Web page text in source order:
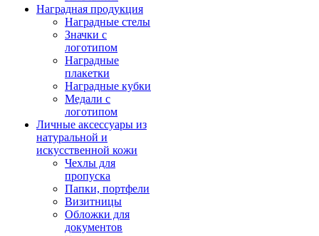
Наградная продукция
Наградные стелы
Значки с
логотипом
Наградные
плакетки
Наградные кубки
Медали с
логотипом
Личные аксессуары из
натуральной и
искусственной кожи
Чехлы для
пропуска
Папки, портфели
Визитницы
Обложки для
документов